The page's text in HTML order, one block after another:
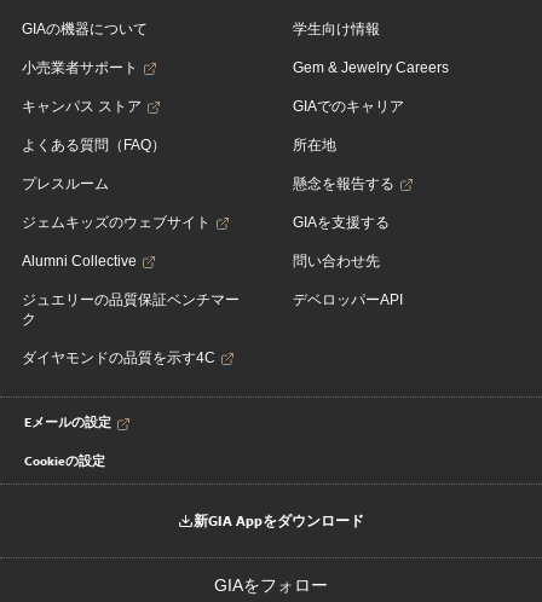
GIAの機器について
小売業者サポート
キャンパス ストア
よくある質問（FAQ）
プレスルーム
ジェムキッズのウェブサイト
Alumni Collective
ジュエリーの品質保証ベンチマー
ク
ダイヤモンドの品質を示す4C
学生向け情報
Gem & Jewelry Careers
GIAでのキャリア
所在地
懸念を報告する
GIAを支援する
問い合わせ先
デベロッパーAPI
Eメールの設定
Cookieの設定
新GIA Appをダウンロード
GIAをフォロー